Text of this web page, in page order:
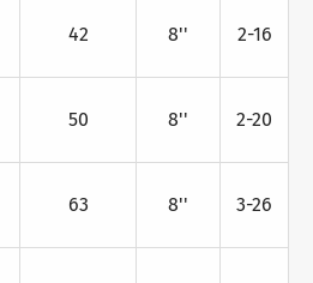
42 8'' 2-16
50 8'' 2-20
63 8'' 3-26